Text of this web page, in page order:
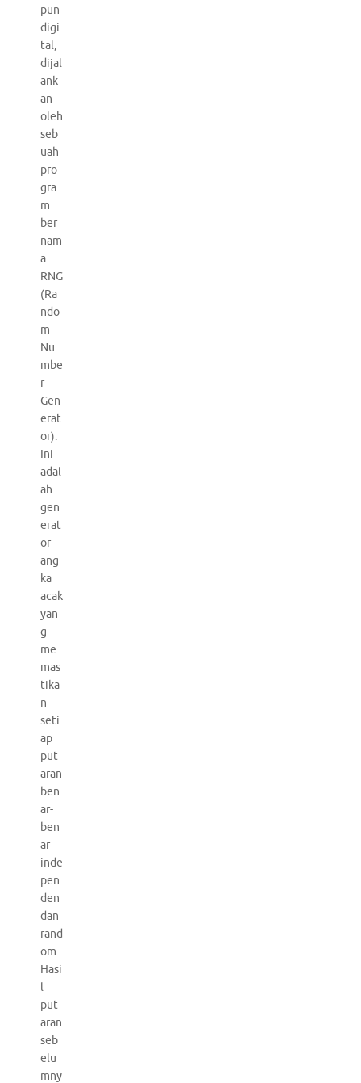
pun
digi
tal,
dijal
ank
an
oleh
seb
uah
pro
gra
m
ber
nam
a
RNG
(Ra
ndo
m
Nu
mbe
r
Gen
erat
or).
Ini
adal
ah
gen
erat
or
ang
ka
acak
yan
g
me
mas
tika
n
seti
ap
put
aran
ben
ar-
ben
ar
inde
pen
den
dan
rand
om.
Hasi
l
put
aran
seb
elu
mny